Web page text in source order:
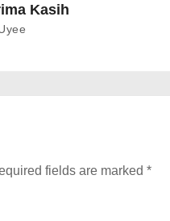
Kasih
fields are marked *